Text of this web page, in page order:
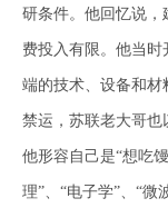
研条件。他回忆说
费投入有限。他当
端的技术、设备和材
禁运，苏联老大哥也
他形容自己是“想吃
理”、“电子学”、“微